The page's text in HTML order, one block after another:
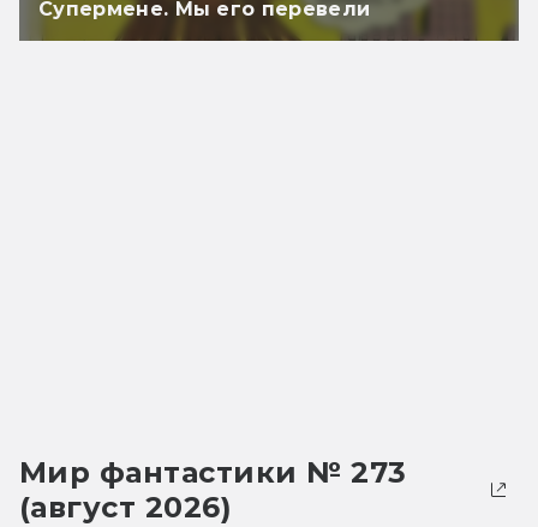
Супермене. Мы его перевели
Мир фантастики № 273
(август 2026)